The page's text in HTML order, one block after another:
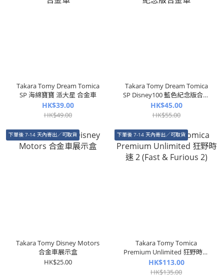
Takara Tomy Dream Tomica
SP 海綿寶寶 派大星 合金車
HK$39.00
HK$49.00
Takara Tomy Dream Tomica
SP Disney100 藍色紀念版合金
車
HK$45.00
HK$55.00
下單後 7-14 天內寄出／可取貨
Takara Tomy Disney Motors
合金車展示盒
HK$25.00
下單後 7-14 天內寄出／可取貨
Takara Tomy Tomica
Premium Unlimited 狂野時速
2 (Fast & Furious 2)
HK$113.00
HK$135.00